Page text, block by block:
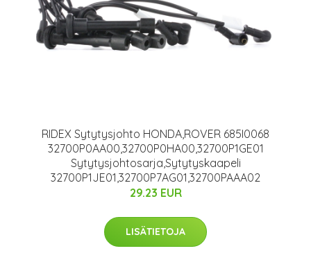
RIDEX Sytytysjohto HONDA,ROVER 685I0068
32700P0AA00,32700P0HA00,32700P1GE01
Sytytysjohtosarja,Sytytyskaapeli
32700P1JE01,32700P7AG01,32700PAAA02
29.23 EUR
LISÄTIETOJA